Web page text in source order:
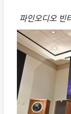
파인오디오 빈